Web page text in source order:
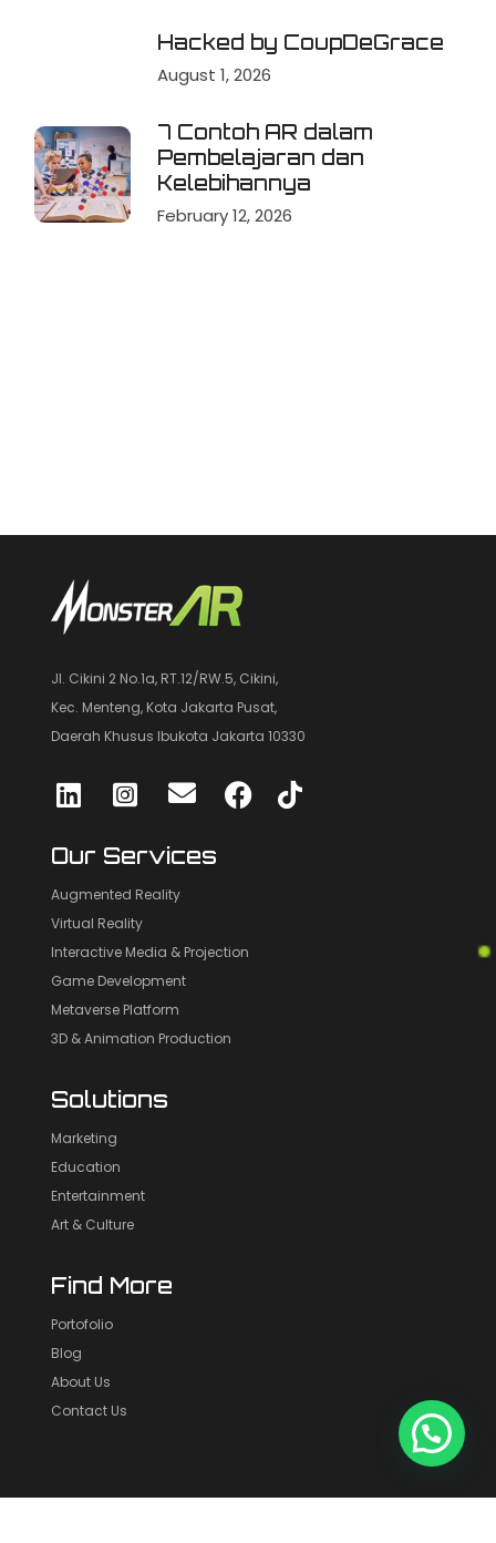
Hacked by CoupDeGrace
August 1, 2026
7 Contoh AR dalam
Pembelajaran dan
Kelebihannya
February 12, 2026
Jl. Cikini 2 No.1a, RT.12/RW.5, Cikini,
Kec. Menteng, Kota Jakarta Pusat,
Daerah Khusus Ibukota Jakarta 10330
Our Services
Augmented Reality
Virtual Reality
Interactive Media & Projection
Game Development
Metaverse Platform
3D & Animation Production
Solutions
Marketing
Education
Entertainment
Art & Culture
Find More
Portofolio
Blog
About Us
Contact Us